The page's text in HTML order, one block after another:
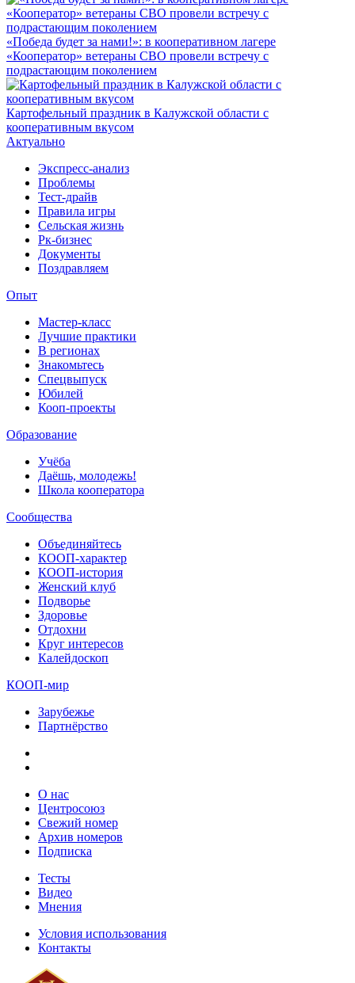
«Победа будет за нами!»: в кооперативном лагере
«Кооператор» ветераны СВО провели встречу с
подрастающим поколением
Картофельный праздник в Калужской области с
кооперативным вкусом
Актуально
Экспресс-анализ
Проблемы
Тест-драйв
Правила игры
Сельская жизнь
Рк-бизнес
Документы
Поздравляем
Опыт
Мастер-класс
Лучшие практики
В регионах
Знакомьтесь
Спецвыпуск
Юбилей
Кооп-проекты
Образование
Учёба
Даёшь, молодежь!
Школа кооператора
Сообщества
Объединяйтесь
КООП-характер
КООП-история
Женский клуб
Подворье
Здоровье
Отдохни
Круг интересов
Калейдоскоп
КООП-мир
Зарубежье
Партнёрство
О нас
Центросоюз
Свежий номер
Архив номеров
Подписка
Тесты
Видео
Мнения
Условия использования
Контакты